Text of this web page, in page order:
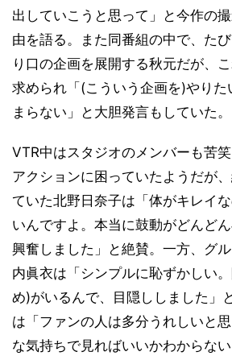
出していこうと思って」と今作の
由を語る。また同番組の中で、た
り口の企画を展開する秋元だが、
求められ「(こういう企画を)やりた
まらない」と大胆発言もしていた。
VTR中はスタジオのメンバーも苦
アクションに困っていたようだが
ていた北野日奈子は「体がキレイ
いんですよ。本当に鼓動がどんどん
興奮しました」と絶賛。一方、グ
内眞衣は「シンプルに恥ずかしい
め)がいるんで、目隠ししました」
は「ファンの人は多分うれしいと
な気持ちで見ればいいかわからな